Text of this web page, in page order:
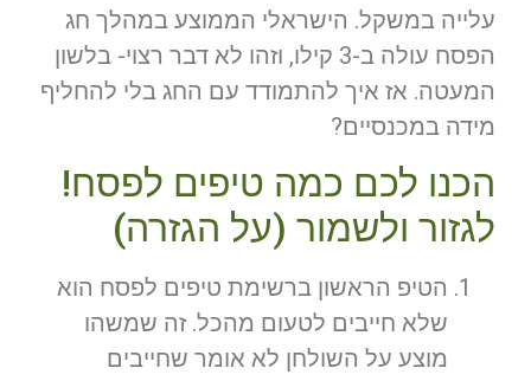
עלייה במשקל. הישראלי הממוצע במהלך חג
הפסח עולה ב-3 קילו, וזהו לא דבר רצוי- בלשון
המעטה. אז איך להתמודד עם החג בלי להחליף
מידה במכנסיים?
הכנו לכם כמה טיפים לפסח!
לגזור ולשמור (על הגזרה)
הטיפ הראשון ברשימת טיפים לפסח הוא
שלא חייבים לטעום מהכל. זה שמשהו
מוצע על השולחן לא אומר שחייבים